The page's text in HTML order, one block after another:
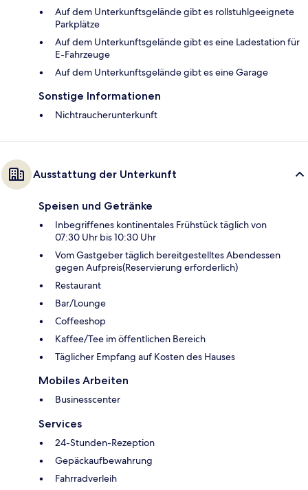
Auf dem Unterkunftsgelände gibt es rollstuhlgeeignete
Parkplätze
Auf dem Unterkunftsgelände gibt es eine Ladestation für
E-Fahrzeuge
Auf dem Unterkunftsgelände gibt es eine Garage
Sonstige Informationen
Nichtraucherunterkunft
Ausstattung der Unterkunft
Speisen und Getränke
Inbegriffenes kontinentales Frühstück täglich von
07:30 Uhr bis 10:30 Uhr
Vom Gastgeber täglich bereitgestelltes Abendessen
gegen Aufpreis(Reservierung erforderlich)
Restaurant
Bar/Lounge
Coffeeshop
Kaffee/Tee im öffentlichen Bereich
Täglicher Empfang auf Kosten des Hauses
Mobiles Arbeiten
Businesscenter
Services
24-Stunden-Rezeption
Gepäckaufbewahrung
Fahrradverleih